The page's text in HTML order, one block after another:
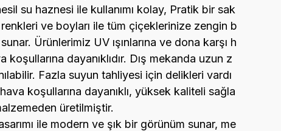
su haznesi ile kullanımı kolay, Pratik bir sak
renkleri ve boyları ile tüm çiçeklerinize zengin b
Ürünlerimiz UV ışınlarına ve dona karşı h
koşullarına dayanıklıdır. Dış mekanda uzun z
Fazla suyun tahliyesi için delikleri vardı
koşullarına dayanıklı, yüksek kaliteli sağla
üretilmiştir.
ile modern ve şık bir görünüm sunar, me